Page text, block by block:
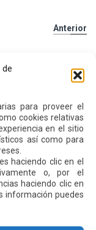
para proveer el
cookies relativas
en el sitio
así como para
haciendo clic en el
o, por el
haciendo clic en
información puedes
Anterior